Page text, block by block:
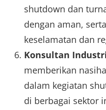
shutdown dan
dengan aman,
keselamatan dan
Konsultan
memberikan
dalam kegiatan
di berbagai sektor